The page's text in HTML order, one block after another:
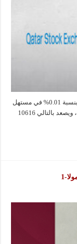
شام تايمز- متابعة ارتفع مؤشر بورصة قطر هامشياً بنسبة 0.01% في مستهل
تعاملات ،اليوم الاثنين، ليضيف إلى رصيده 1.50 نقطة، ويصعد بالتالي 10616
1